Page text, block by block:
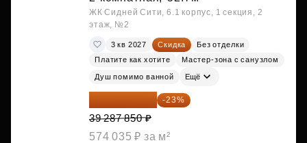
ЖК Сидней Сити, 6.1 корпус, 1 секция, 2
этаж, №2
3 кв 2027 Скидка
Без отделки
Платите как хотите
Мастер-зона с санузлом
Душ помимо ванной Ещё
30 251 645 ₽ -23%
39 287 850 ₽
574 035 ₽ за м²